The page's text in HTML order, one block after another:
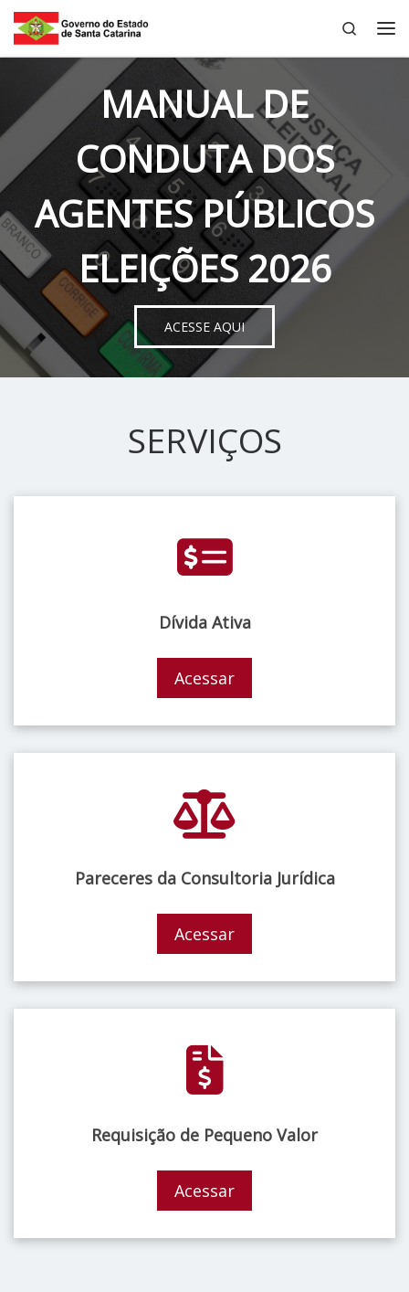
Skip to content
Search
MANUAL DE
CONDUTA DOS
AGENTES PÚBLICOS
ELEIÇÕES 2026
ACESSE AQUI
SERVIÇOS
Dívida Ativa
Acessar
Pareceres da Consultoria Jurídica
Acessar
Requisição de Pequeno Valor
Acessar